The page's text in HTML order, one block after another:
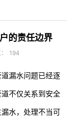
的责任边界
194
漏水问题已经逐
不仅关系到安全
水，处理不当可